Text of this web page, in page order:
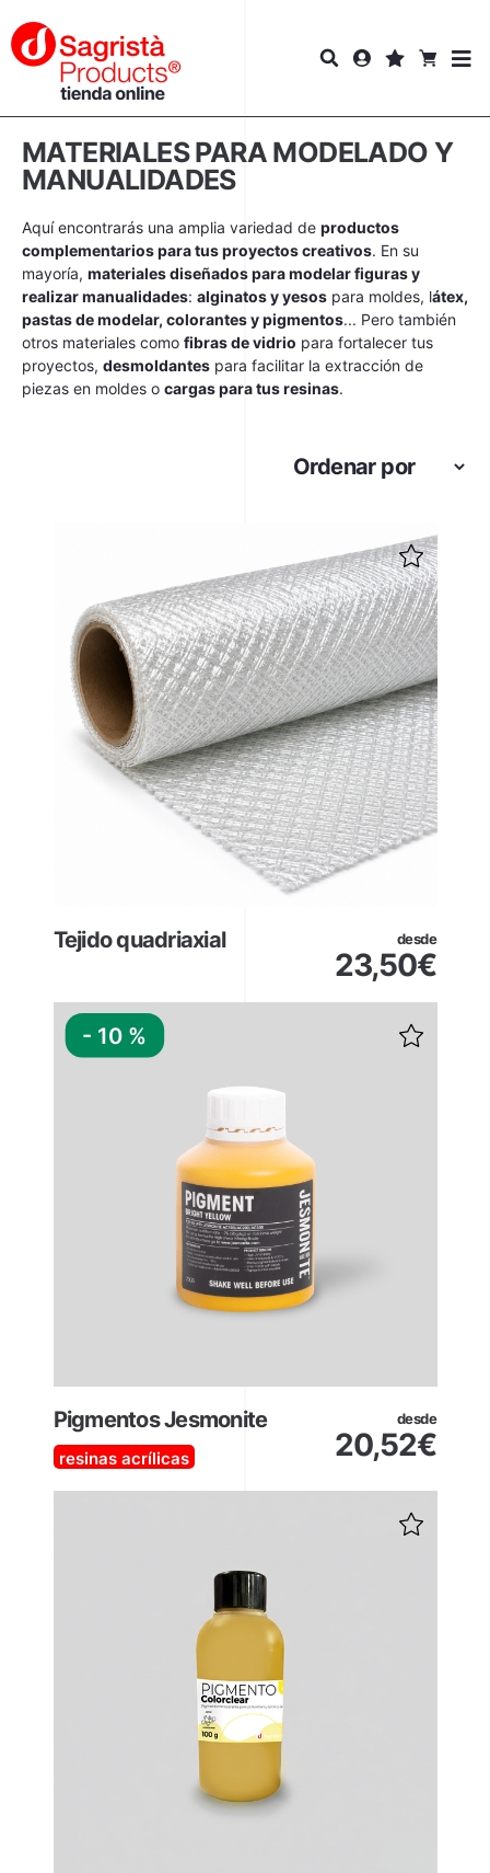
MATERIALES PARA MODELADO Y
MANUALIDADES
Aquí encontrarás una amplia variedad de productos
complementarios para tus proyectos creativos. En su
mayoría, materiales diseñados para modelar figuras y
realizar manualidades: alginatos y yesos para moldes, látex,
pastas de modelar, colorantes y pigmentos... Pero también
otros materiales como fibras de vidrio para fortalecer tus
proyectos, desmoldantes para facilitar la extracción de
piezas en moldes o cargas para tus resinas.
Tejido quadriaxial desde
23,50€
- 10 %
Pigmentos Jesmonite
resinas acrílicas
desde
20,52€